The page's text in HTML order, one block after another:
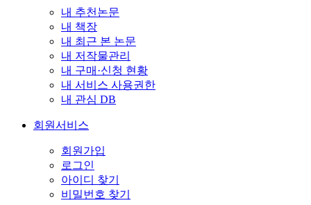
내 추천논문
내 책장
내 최근 본 논문
내 저작물관리
내 구매·신청 현황
내 서비스 사용권한
내 관심 DB
회원서비스
회원가입
로그인
아이디 찾기
비밀번호 찾기